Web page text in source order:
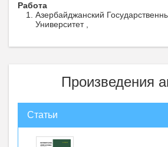
Работа
Азербайджанский
Университет ,
Произведения
Статьи